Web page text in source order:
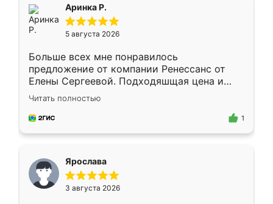
Аринка Р.
5 августа 2026
Больше всех мне понравилось
предложение от компании Ренессанс от
Елены Сергеевой. Подходяшщая цена и
короткие сроки изготовления. Приехавший
для замера сотрудник Владислав
предложил по моему эскизу самый
Читать полностью
1
Ярослава
3 августа 2026